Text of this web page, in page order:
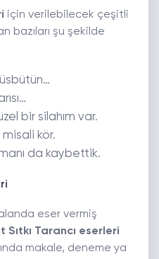
için verilebilecek çeşitli
bazıları şu şekilde
bir silahım var.
kör.
da kaybettik.
eser vermiş
Sıtkı Tarancı eserleri
makale, deneme ya